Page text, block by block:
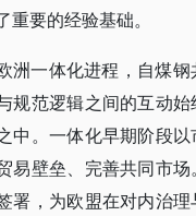
重要的经验基础。
洲一体化进程，自煤钢
规范逻辑之间的互动
中。一体化早期阶段以
易壁垒、完善共同市
署，为欧盟在对内治